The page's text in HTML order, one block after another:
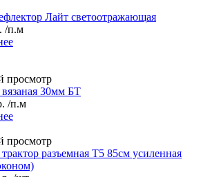
Лайт светоотражающая
/п.м
просмотр
вязаная 30мм БТ
/п.м
просмотр
разъемная Т5 85см усиленная